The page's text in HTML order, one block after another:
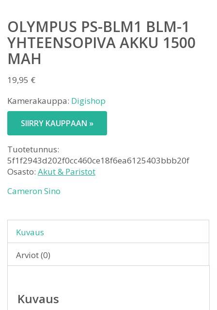
OLYMPUS PS-BLM1 BLM-1
YHTEENSOPIVA AKKU 1500
MAH
19,95 €
Kamerakauppa: Digishop
SIIRRY KAUPPAAN »
Tuotetunnus:
5f1f2943d202f0cc460ce18f6ea6125403bbb20f
Osasto: Akut & Paristot
Cameron Sino
Kuvaus
Arviot (0)
Kuvaus